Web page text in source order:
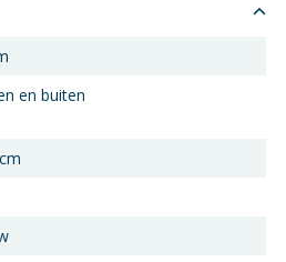
en buiten